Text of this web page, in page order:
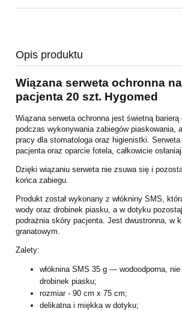
Opis produktu
Wiązana serweta ochronna
pacjenta 20 szt. Hygomed
Wiązana serweta ochronna jest świetną barierą
podczas wykonywania zabiegów piaskowania,
pracy dla stomatologa oraz higienistki. Serweta
pacjenta oraz oparcie fotela, całkowicie
Dzięki wiązaniu serweta nie zsuwa się i
końca zabiegu.
Produkt został wykonany z włókniny SMS,
wody oraz drobinek piasku, a w dotyku
podrażnia skóry pacjenta. Jest dwustronna, w
granatowym.
Zalety:
włóknina SMS 35 g — wodoodporna,
drobinek piasku;
rozmiar - 90 cm x 75 cm;
delikatna i miękka w dotyku;